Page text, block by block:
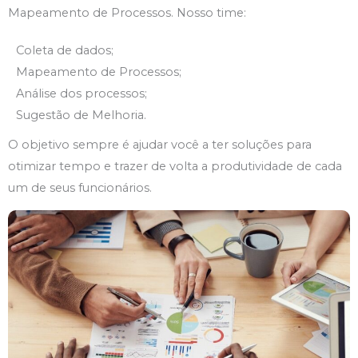
Mapeamento de Processos. Nosso time:
Coleta de dados;
Mapeamento de Processos;
Análise dos processos;
Sugestão de Melhoria.
O objetivo sempre é ajudar você a ter soluções para
otimizar tempo e trazer de volta a produtividade de cada
um de seus funcionários.